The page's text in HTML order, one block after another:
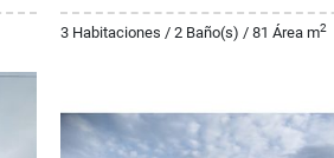
3 Habitaciones / 2 Baño(s) / 81 Área m2